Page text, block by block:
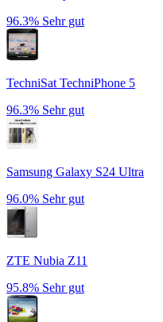
96.3% Sehr gut
TechniSat TechniPhone 5
96.3% Sehr gut
Samsung Galaxy S24 Ultra
96.0% Sehr gut
ZTE Nubia Z11
95.8% Sehr gut